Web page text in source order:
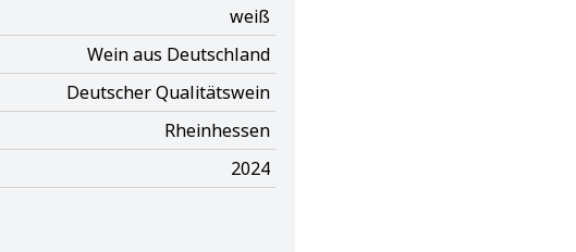
weiß
Wein aus Deutschland
Deutscher Qualitätswein
Rheinhessen
2024